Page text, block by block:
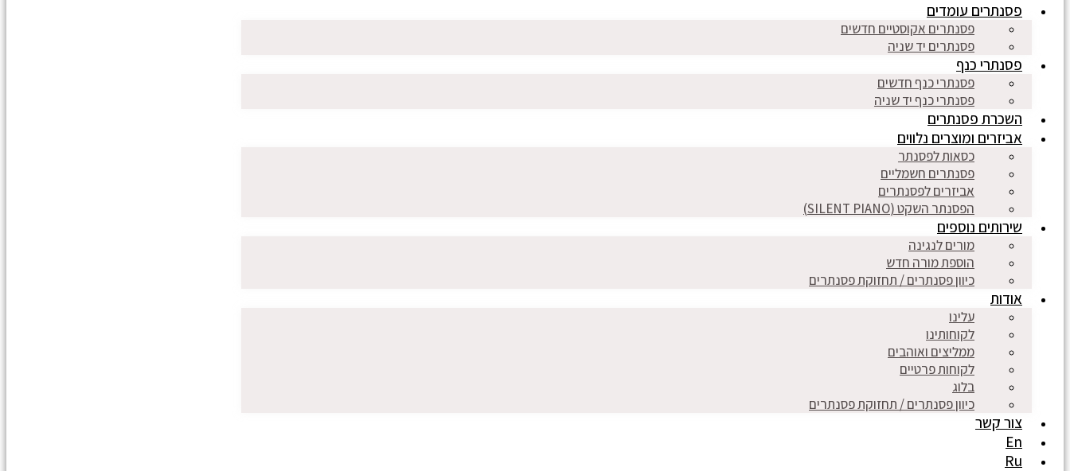
פסנתרים עומדים
פסנתרים אקוסטיים חדשים
פסנתרים יד שניה
פסנתרי כנף
פסנתרי כנף חדשים
פסנתרי כנף יד שניה
השכרת פסנתרים
אביזרים ומוצרים נלווים
כסאות לפסנתר
פסנתרים חשמליים
אביזרים לפסנתרים
הפסנתר השקט (SILENT PIANO)
שירותים נוספים
מורים לנגינה
הוספת מורה חדש
כיוון פסנתרים / תחזוקת פסנתרים
אודות
עלינו
לקוחותינו
ממליצים ואוהבים
לקוחות פרטיים
בלוג
כיוון פסנתרים / תחזוקת פסנתרים
צור קשר
En
Ru